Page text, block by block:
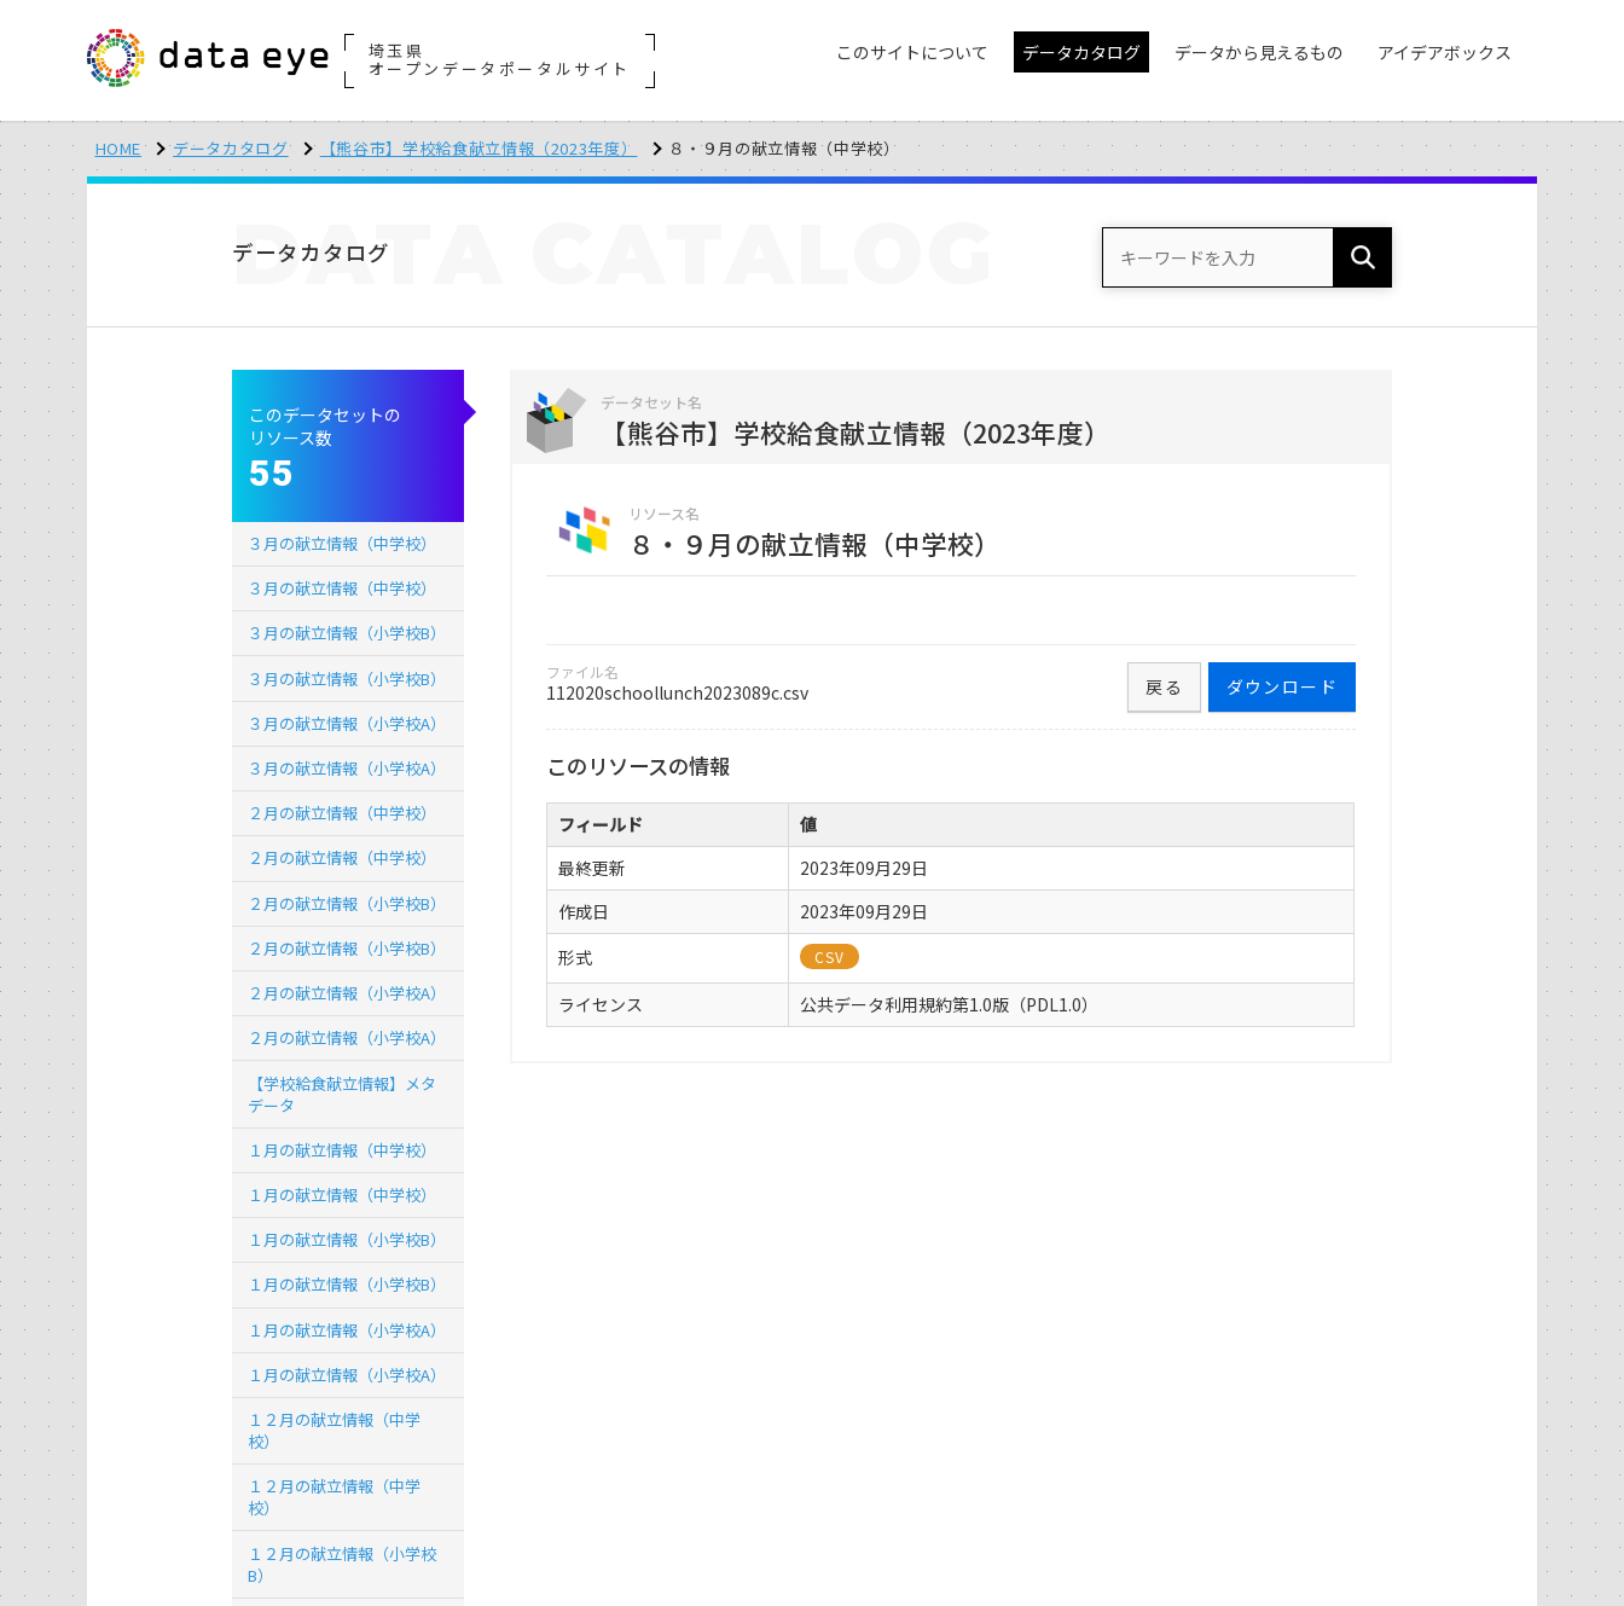
埼玉県
オープンデータポータルサイト
このサイトについて データカタログ データから見えるもの アイデアボックス
HOME データカタログ 【熊谷市】学校給食献立情報（2023年度） ８・９月の献立情報（中学校）
データカタログ
DATA
データセット名
【熊谷市】学校給食献立情報（2023年度）
リソース名
８・９月の献立情報（中学校）
ファイル名
112020schoollunch2023089c.csv ダウンロード
戻る
このリソースの情報
フィールド
値
最終更新
2023年09月29日
作成日
2023年09月29日
形式
CSV
ライセンス 公共データ利用規約第1.0版（PDL1.0）
このデータセットの
リソース数
55
３月の献立情報（中学校）
３月の献立情報（中学校）
３月の献立情報（小学校B）
３月の献立情報（小学校B）
３月の献立情報（小学校A）
３月の献立情報（小学校A）
２月の献立情報（中学校）
２月の献立情報（中学校）
２月の献立情報（小学校B）
２月の献立情報（小学校B）
２月の献立情報（小学校A）
２月の献立情報（小学校A）
【学校給食献立情報】メタ
データ
１月の献立情報（中学校）
１月の献立情報（中学校）
１月の献立情報（小学校B）
１月の献立情報（小学校B）
１月の献立情報（小学校A）
１月の献立情報（小学校A）
１２月の献立情報（中学
校）
１２月の献立情報（中学
校）
１２月の献立情報（小学校
B）